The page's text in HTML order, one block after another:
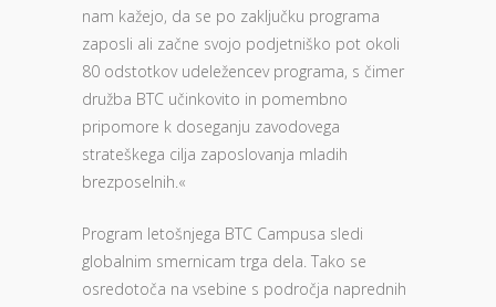
nam kažejo, da se po zaključku programa
zaposli ali začne svojo podjetniško pot okoli
80 odstotkov udeležencev programa, s čimer
družba BTC učinkovito in pomembno
pripomore k doseganju zavodovega
strateškega cilja zaposlovanja mladih
brezposelnih.«
Program letošnjega BTC Campusa sledi
globalnim smernicam trga dela. Tako se
osredotoča na vsebine s področja naprednih